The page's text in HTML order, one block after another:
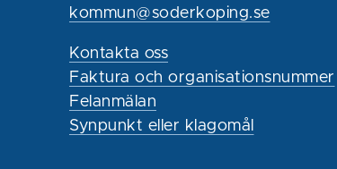
kommun@soderkoping.se
Kontakta oss
Faktura och organisationsnummer
Felanmälan
Synpunkt eller klagomål